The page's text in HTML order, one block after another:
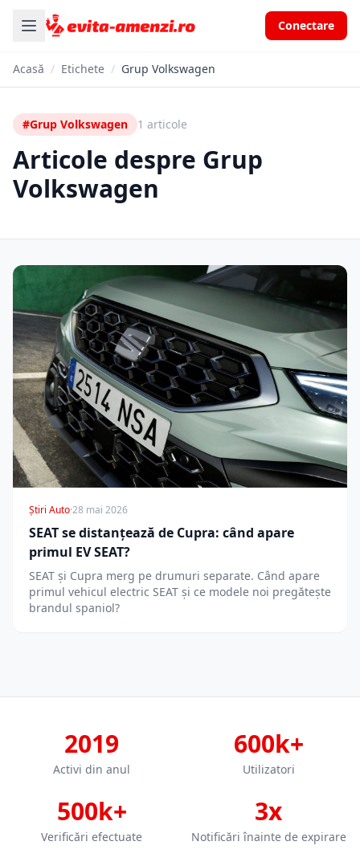
Conectare
Acasă / Etichete / Grup Volkswagen
#Grup Volkswagen 1 articole
Articole despre Grup
Volkswagen
Știri Auto·28 mai 2026
SEAT se distanțează de Cupra: când apare
primul EV SEAT?
SEAT și Cupra merg pe drumuri separate. Când apare
primul vehicul electric SEAT și ce modele noi pregătește
brandul spaniol?
2019
Activi din anul
600k+
Utilizatori
500k+
Verificări efectuate
3x
Notificări înainte de expirare